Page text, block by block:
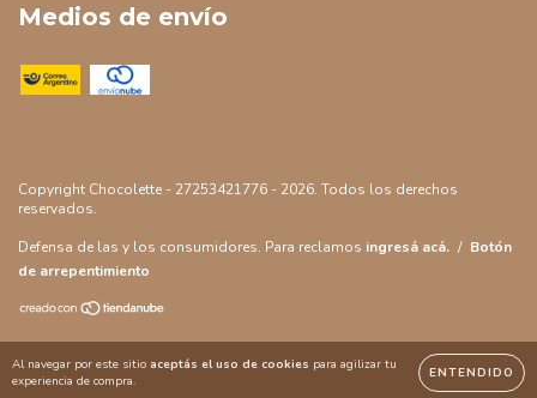
Al navegar por este sitio aceptás el uso de cookies para agilizar tu
experiencia de compra.
ENTENDIDO
Medios de envío
Copyright Chocolette - 27253421776 - 2026. Todos los derechos
reservados.
Defensa de las y los consumidores. Para reclamos ingresá acá. / Botón
de arrepentimiento